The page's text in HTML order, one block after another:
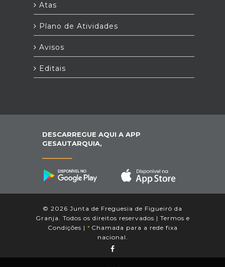
Atas
Plano de Atividades
Avisos
Editais
DESCARREGUE AQUI A APP
GESAUTARQUIA,
© 2026 Junta de Freguesia de Figueiró da
Granja. Todos os direitos reservados | Termos e
Condições | * Chamada para a rede fixa
nacional.